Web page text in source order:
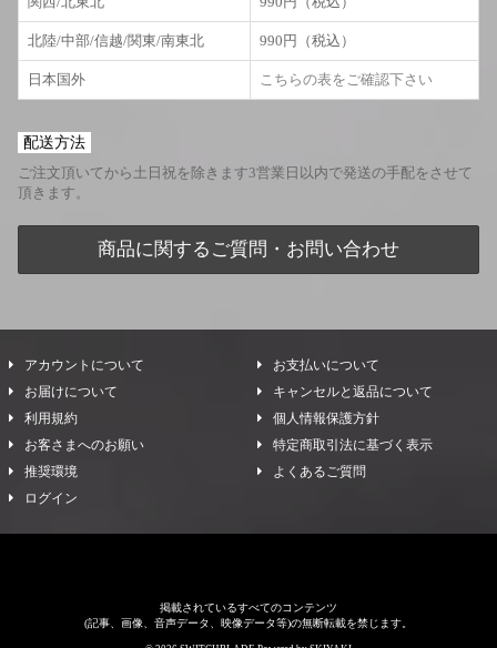
北陸/中部/信越/関東/南東北 990円（税込）
日本国外 こちらの表をご確認下さい
配送方法
ご注文頂いてから土日祝を除きます3営業日以内で発送の手配をさせて
頂きます。
商品に関するご質問・お問い合わせ
アカウントについて
お支払いについて
お届けについて
キャンセルと返品について
利用規約
個人情報保護方針
お客さまへのお願い
特定商取引法に基づく表示
推奨環境
よくあるご質問
ログイン
掲載されているすべてのコンテンツ
(記事、画像、音声データ、映像データ等)の無断転載を禁じます。